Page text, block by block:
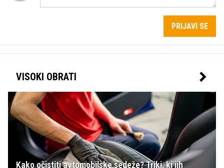
PRIJAVI SE
VISOKI OBRATI
Kako očistiti avtomobilske sedeže? Triki, ki jih